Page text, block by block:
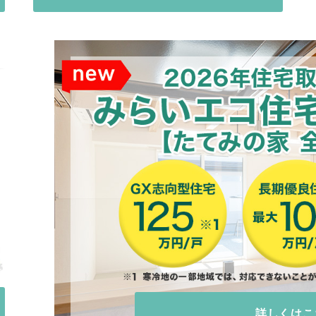
詳しくは